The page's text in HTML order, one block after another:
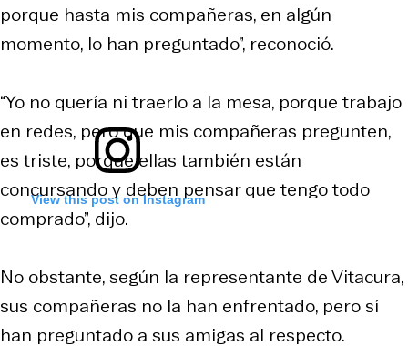
View this post on Instagram
porque hasta mis compañeras, en algún
momento, lo han preguntado”, reconoció.
“Yo no quería ni traerlo a la mesa, porque trabajo
en redes, pero que mis compañeras pregunten,
es triste, porque ellas también están
concursando y deben pensar que tengo todo
comprado”, dijo.
No obstante, según la representante de Vitacura,
sus compañeras no la han enfrentado, pero sí
han preguntado a sus amigas al respecto.